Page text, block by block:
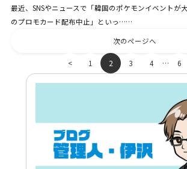
最近、SNSやニュースで「韓国のポケモンイベントが
のプロモカード配布中止」といっ……
次のページへ
< 1 2 3 4 … 6